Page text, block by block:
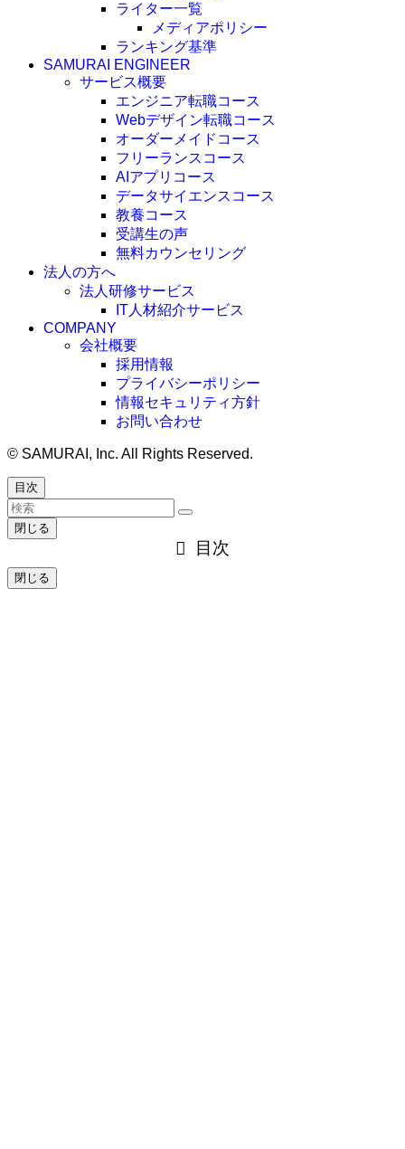
ライター一覧
メディアポリシー
ランキング基準
SAMURAI ENGINEER
サービス概要
エンジニア転職コース
Webデザイン転職コース
オーダーメイドコース
フリーランスコース
AIアプリコース
データサイエンスコース
教養コース
受講生の声
無料カウンセリング
法人の方へ
法人研修サービス
IT人材紹介サービス
COMPANY
会社概要
採用情報
プライバシーポリシー
情報セキュリティ方針
お問い合わせ
© SAMURAI, Inc. All Rights Reserved.
目次
閉じる
目次
閉じる